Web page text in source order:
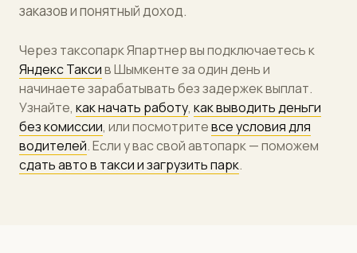
заказов и понятный доход.
Через таксопарк Япартнер вы подключаетесь к
Яндекс Таксив Шымкенте за один день и
начинаете зарабатывать без задержек выплат.
Узнайте, как начать работу, как выводить деньги
без комиссии, или посмотритевсе условия для
водителей. Если у вас свой автопарк — поможем
сдать авто в такси и загрузить парк.